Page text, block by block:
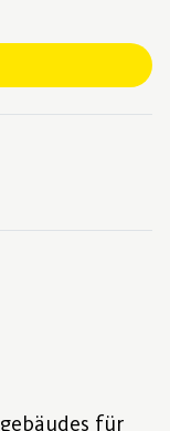
für